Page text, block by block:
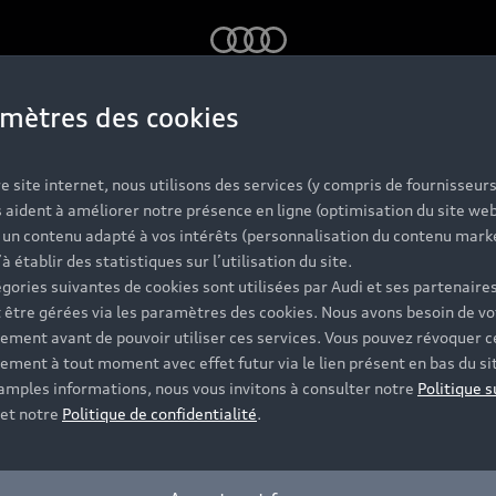
Audi
neufs Audi disposent de finitions et
vous accompagnent tout au long de votre projet et
des cookies
site internet, nous utilisons des services (y compris de
aident à améliorer notre présence en ligne (optimisation du site
contenu adapté à vos intérêts (personnalisation du contenu
établir des statistiques sur l’utilisation du site.
suivantes de cookies sont utilisées par Audi et ses
être gérées via les paramètres des cookies. Nous avons besoin de
avant de pouvoir utiliser ces services. Vous pouvez révoquer
à tout moment avec effet futur via le lien présent en bas du
informations, nous vous invitons à consulter notre Politique
et notre Politique de confidentialité.